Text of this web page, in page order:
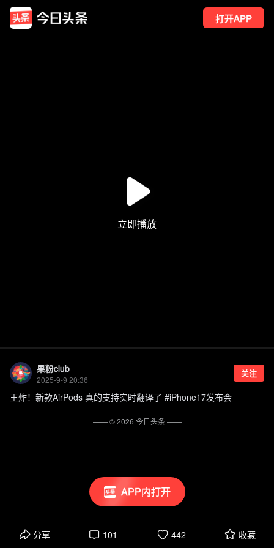
打开APP
APP内打开
果粉club
2025-9-9 20:36
关注
王炸！新款AirPods 真的支持实时翻译了 #iPhone17发布会
分享 101 442 收藏
—— ©2026 今日头条——